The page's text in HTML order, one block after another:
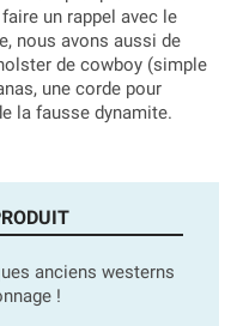
un rappel avec le
nous avons aussi de
de cowboy (simple
une corde pour
la fausse dynamite.
anciens westerns
!